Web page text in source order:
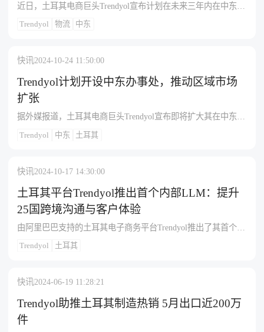
市是科贾埃利、布尔萨和开塞利。在国际市场中，巴库、利雅
得和布加勒斯特成为消费最多的城市，充分展现出 Trendyol 在
这些城市的受欢迎程度。 除此之外，Trendyol 的出口业务增长
阿达纳和加济安泰普在出口城市中位列前三。这些成果全面彰
得的成效。
近日，土耳其电商巨头Trendyol宣布计划在未来三年内在中东海
湾地区投资20亿美元，以进一步增强其在该地区的物流和基础
设施。Trendyol的服务已覆盖海湾合作委员会（GCC）的所有六
沙特已成为Trendyol的第二大市场。Trendyol集团总裁Çağlayan
亿美元的商品交易总额，日活跃用户数已达到100万。
Trendyol 物流 中东
快讯2024-10-24 11:50:00
Trendyol计划开设中东办事处，推动区域市场
扩张
据外媒报道，土耳其电商巨头Trendyol宣布即将扩大其在中东地
区的业务，计划在未来几周内于利雅得和迪拜设立办事处。
Trendyol计划为这些办事处招募50名员工，并在沙特阿拉伯建立
工，还计划于年底前引入更多海湾地区的本地中小企业，以补
充目前在其平台上销售的650个国际品牌。自Trendyol在海湾地
区开展业务以来，吸引了超过300万客户，每月高峰期订单量超
过100万，其中80%订单来自沙特阿拉伯。该平台日访客量达到
60万，应用程序下载量已超过1300万次，显示出在该地区的强
劲增长势头。
Trendyol 中东 土耳其
快讯 2024-10-17 14:30:00
土耳其平台Trendyol推出首个内部LLM：提升
25国跨境沟通与客户体验
由阿里巴巴支持的土耳其电子商务平台Trendyol推出了其首个内
部LLM，旨在提升技术能力和改善客户体验。Trendyol CEO
Caglayan Cetin表示，此举将实现25个国家的跨境卖家和消费者
前，Trendyol的投资者包括软银集团、通用大西洋公司、卡塔尔
投资局和阿布扎比主权基金ADQ。
Trendyol 土耳其
快讯 2024-06-19 11:28:21
Trendyol助推土耳其制造热销 5月出口近200万
件